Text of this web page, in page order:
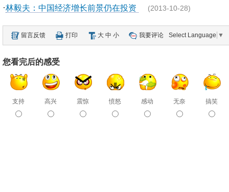
·林毅夫：中国经济增长前景仍在投资 (2013-10-28)
留言反馈 打印 大 中 小 我要评论 Select Language ▼
您看完后的感受
支持 高兴 震惊 愤怒 感动 无奈 搞笑